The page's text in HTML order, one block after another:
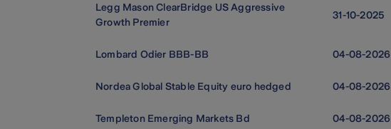
Legg Mason ClearBridge US Aggressive
Growth Premier
31-10-2025
Lombard Odier BBB-BB 04-08-2026
Nordea Global Stable Equity euro hedged 04-08-2026
Templeton Emerging Markets Bd 04-08-2026